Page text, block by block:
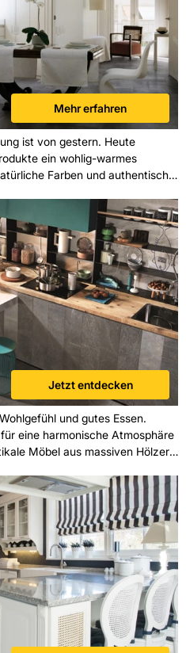
Mehr erfahren
ist von gestern. Heute
ein wohlig-warmes
Farben und authentisch
Formaten verleihen
und zusätzliche Spannung –
Kombination mit dem
so ein gemütliches Zuhause.
Jetzt entdecken
und gutes Essen.
eine harmonische Atmosphäre
Möbel aus massiven Hölzern
noch die mit Fliesen
Mischung macht Ihre